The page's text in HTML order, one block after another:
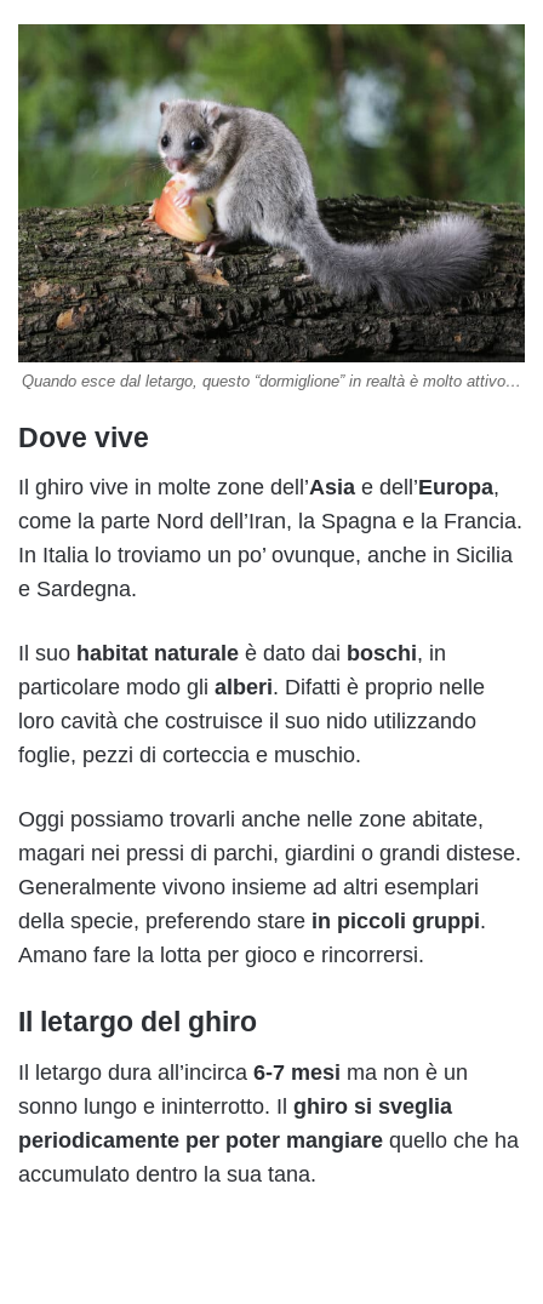
Quando esce dal letargo, questo “dormiglione” in realtà è molto attivo…
Dove vive
Il ghiro vive in molte zone dell’Asia e dell’Europa,
come la parte Nord dell’Iran, la Spagna e la Francia.
In Italia lo troviamo un po’ ovunque, anche in Sicilia
e Sardegna.
Il suo habitat naturale è dato dai boschi, in
particolare modo gli alberi. Difatti è proprio nelle
loro cavità che costruisce il suo nido utilizzando
foglie, pezzi di corteccia e muschio.
Oggi possiamo trovarli anche nelle zone abitate,
magari nei pressi di parchi, giardini o grandi distese.
Generalmente vivono insieme ad altri esemplari
della specie, preferendo stare in piccoli gruppi.
Amano fare la lotta per gioco e rincorrersi.
Il letargo del ghiro
Il letargo dura all’incirca 6-7 mesi ma non è un
sonno lungo e ininterrotto. Il ghiro si sveglia
periodicamente per poter mangiare quello che ha
accumulato dentro la sua tana.